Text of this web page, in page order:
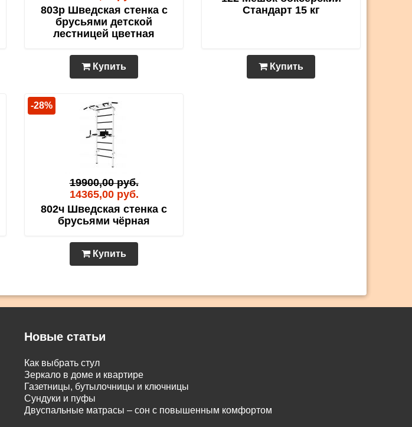
803р Шведская стенка с
брусьями детской
лестницей цветная
Купить
Стандарт 15 кг
Купить
-28%
19900,00 руб.
14365,00 руб.
802ч Шведская стенка с
брусьями чёрная
Купить
Новые статьи
Как выбрать стул
Зеркало в доме и квартире
Газетницы, бутылочницы и ключницы
Сундуки и пуфы
Двуспальные матрасы – сон с повышенным комфортом